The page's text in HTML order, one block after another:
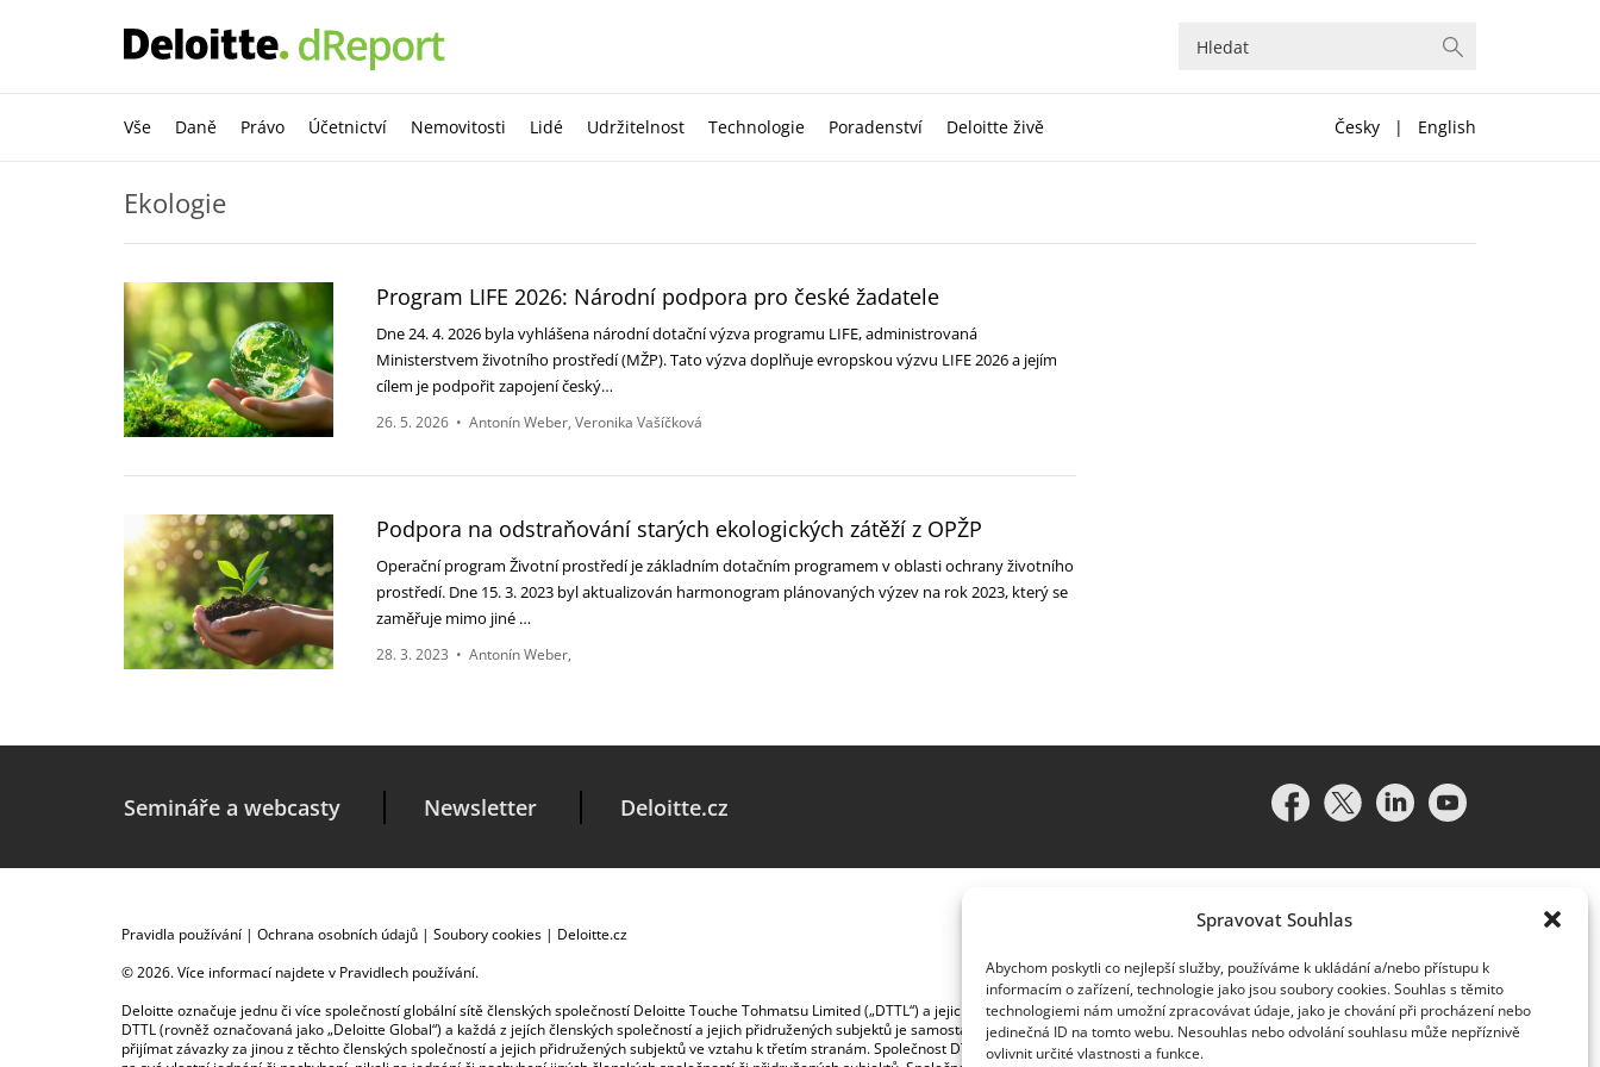
Spravovat Souhlas
Abychom poskytli co nejlepší služby, používáme k ukládání a/nebo přístupu k
informacím o zařízení, technologie jako jsou soubory cookies. Souhlas s těmito
technologiemi nám umožní zpracovávat údaje, jako je chování při procházení nebo
jedinečná ID na tomto webu. Nesouhlas nebo odvolání souhlasu může nepříznivě
ovlivnit určité vlastnosti a funkce.
Vše Daně Právo Účetnictví Nemovitosti Lidé Udržitelnost Technologie Poradenství Deloitte živě Česky | English
Ekologie
Program LIFE 2026: Národní podpora pro české žadatele
Dne 24. 4. 2026 byla vyhlášena národní dotační výzva programu LIFE, administrovaná
Ministerstvem životního prostředí (MŽP). Tato výzva doplňuje evropskou výzvu LIFE 2026 a jejím
cílem je podpořit zapojení český…
26. 5. 2026 • Antonín Weber Veronika Vašíčková
Podpora na odstraňování starých ekologických zátěží z OPŽP
Operační program Životní prostředí je základním dotačním programem v oblasti ochrany životního
prostředí. Dne 15. 3. 2023 byl aktualizován harmonogram plánovaných výzev na rok 2023, který se
zaměřuje mimo jiné …
28. 3. 2023 • Antonín Weber
Semináře a webcasty Newsletter Deloitte.cz
Pravidla používání | Ochrana osobních údajů | Soubory cookies | Deloitte.cz
© 2026. Více informací najdete v Pravidlech používání.
Deloitte označuje jednu či více společností globální sítě členských společností Deloitte Touche Tohmatsu Limited („DTTL“) a jejich dceřiné a přidružené subjekty (souhrnně „organizace Deloitte“). Společnost
DTTL (rovněž označovaná jako „Deloitte Global“) a každá z jejích členských společností a jejich přidružených subjektů je samostatným a nezávislým právním subjektem, který není oprávněn zavazovat nebo
přijímat závazky za jinou z těchto členských společností a jejich přidružených subjektů ve vztahu k třetím stranám. Společnost DTTL a každá členská společnost a přidružený subjekt nese odpovědnost pouze